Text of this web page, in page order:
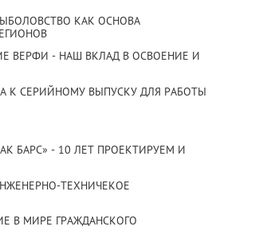
КАК ОСНОВА
ВЕРФИ - НАШ ВКЛАД В ОСВОЕНИЕ И
К СЕРИЙНОМУ ВЫПУСКУ ДЛЯ РАБОТЫ
БАРС» - 10 ЛЕТ ПРОЕКТИРУЕМ И
ТЕХНИЧЕКОЕ
В МИРЕ ГРАЖДАНСКОГО